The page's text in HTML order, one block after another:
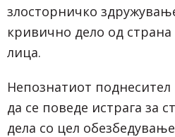
злосторничко
кривично дело од
лица.
Непознатиот поднесител
да се поведе истрага за
дела со цел